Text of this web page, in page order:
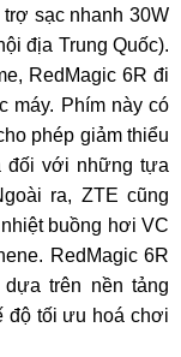
sạc nhanh 30W
địa Trung Quốc).
RedMagic 6R đi
máy. Phím này có
phép giảm thiểu
đối với những tựa
ra, ZTE cũng
buồng hơi VC
RedMagic 6R
trên nền tảng
độ tối ưu hoá chơi